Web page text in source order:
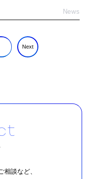
News
Next
t
相談など、